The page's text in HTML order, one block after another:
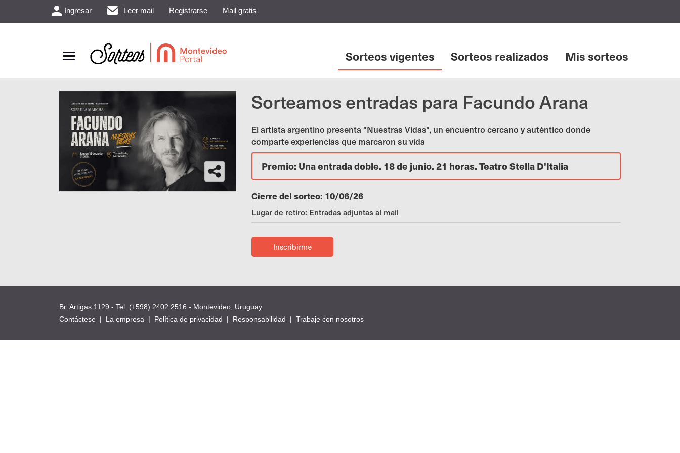
Ingresar Leer mail Registrarse Mail gratis
Sorteos vigentes Sorteos realizados Mis sorteos
Sorteamos entradas para Facundo Arana
El artista argentino presenta "Nuestras Vidas", un encuentro cercano y auténtico donde
comparte experiencias que marcaron su vida
Premio: Una entrada doble. 18 de junio. 21 horas. Teatro Stella D'Italia
Cierre del sorteo: 10/06/26
Lugar de retiro: Entradas adjuntas al mail
Inscribirme
Br. Artigas 1129 - Tel. (+598) 2402 2516 - Montevideo, Uruguay
Contáctese | La empresa | Política de privacidad | Responsabilidad | Trabaje con nosotros